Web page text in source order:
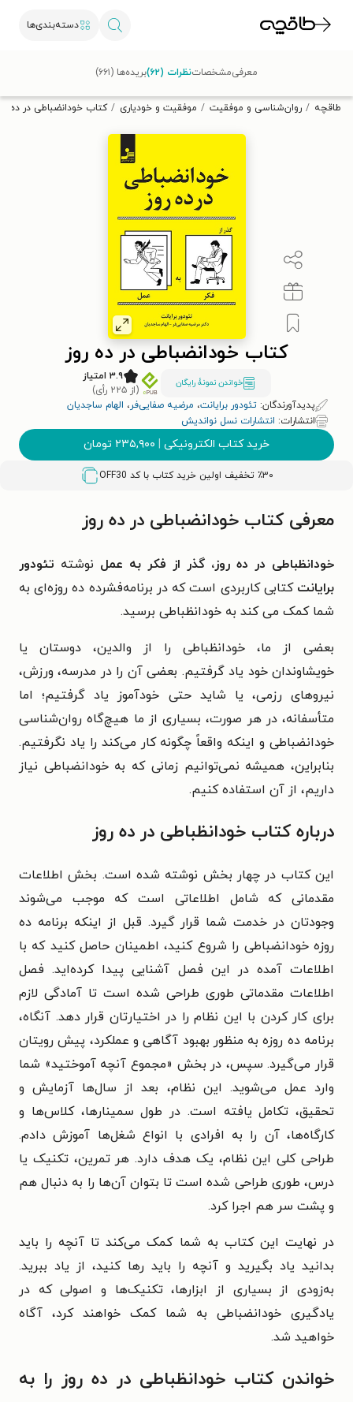
دسته‌بندی‌ها
تخفیف از طاقچه دریافت کن.
طاقچه روان‌شناسی و موفقیت موفقیت و خودیاری کتاب خودانضباطی در ده
کتاب خودانضباطی در ده روز
خواندن نمونۀ رایگان
۳.۹ امتیاز
(از ۲۲۵ رأی)
پدیدآورندگان: تئودور برایانت، مرضیه صفایی‌فر، الهام ساجدیان
انتشارات: انتشارات نسل نواندیش
خرید کتاب الکترونیکی | ۲۳۵,۹۰۰ تومان
٪۳۰ تخفیف اولین خرید کتاب با کد OFF30
معرفیمشخصاتنظرات (۶۲) بریده‌ها (۶۶۱)
معرفی کتاب خودانضباطی در ده روز
خودانظباطی در ده روز، گذر از فکر به عمل نوشته تئودور
برایانت کتابی کاربردی است که در برنامه‌فشرده ده روزه‌ای به
شما کمک می کند به خودانظباطی برسید.
بعضی از ما، خودانظباطی را از والدین، دوستان یا
خویشاوندان خود یاد گرفتیم. بعضی آن را در مدرسه، ورزش،
نیروهای رزمی، یا شاید حتی خودآموز یاد گرفتیم؛ اما
متأسفانه، در هر صورت، بسیاری از ما هیچ‌گاه روان‌شناسی
خودانضباطی و اینکه واقعاً چگونه کار می‌کند را یاد نگرفتیم.
بنابراین، همیشه نمی‌توانیم زمانی که به خودانضباطی نیاز
داریم، از آن استفاده کنیم.
درباره کتاب خودانظباطی در ده روز
این کتاب در چهار بخش نوشته شده است. بخش اطلاعات
مقدمانی که شامل اطلاعاتی است که موجب می‌شوند
وجودتان در خدمت شما قرار گیرد. قبل از اینکه برنامه ده
روزه خودانضباطی را شروع کنید، اطمینان حاصل کنید که با
اطلاعات آمده در این فصل آشنایی پیدا کرده‌اید. فصل
اطلاعات مقدماتی طوری طراحی شده است تا آمادگی لازم
برای کار کردن با این نظام را در اختیارتان قرار دهد. آنگاه،
برنامه ده روزه به منظور بهبود آگاهی و عملکرد، پیش رویتان
قرار می‌گیرد. سپس، در بخش «مجموع آنچه آموختید» شما
وارد عمل می‌شوید. این نظام، بعد از سال‌ها آزمایش و
تحقیق، تکامل یافته است. در طول سمینارها، کلاس‌ها و
کارگاه‌ها، آن را به افرادی با انواع شغل‌ها آموزش دادم.
طراحی کلی این نظام، یک هدف دارد. هر تمرین، تکنیک یا
درس، طوری طراحی شده است تا بتوان آن‌ها را به دنبال هم
و پشت سر هم اجرا کرد.
در نهایت این کتاب به شما کمک می‌کند تا آنچه را باید
بدانید یاد بگیرید و آنچه را باید رها کنید، از یاد ببرید.
به‌زودی از بسیاری از ابزارها، تکنیک‌ها و اصولی که در
یادگیری خودانضباطی به شما کمک خواهند کرد، آگاه
خواهید شد.
خواندن کتاب خودانظباطی در ده روز را به